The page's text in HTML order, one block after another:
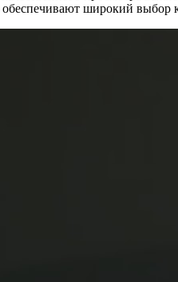
широкий выбор